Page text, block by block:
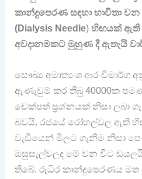
කාන්දුපෙරණ සඳහා භාවිතා
(Dialysis Needle) හිඟයක් ඇති
අවදානමකට මුහුණ දී ඇතැයි
සෞඛ්‍ය අමාත්‍යංශ
ඇණැවුම් කර තිබු 40000ක
චෙක්පත් ප්‍රශ්නයක් නිසා ලබා
බවයි. රජයේ රෝහල්වල ඇති
වැඩියෙන් මිලට ගැනීම නිසා
ඔසුසැල්වලද මේ වන විට
තිබේ. රුධිර කාන්දුපෙරණය මත